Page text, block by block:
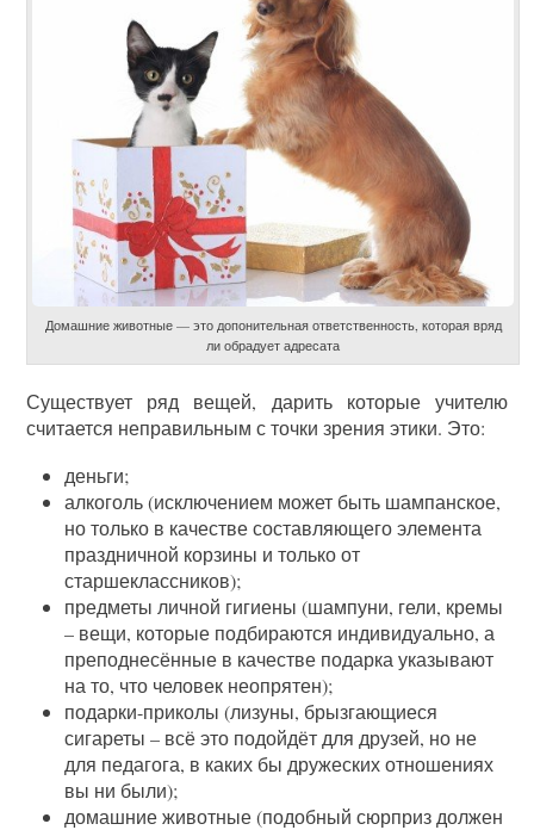
Домашние животные — это допонительная ответственность, которая вряд
ли обрадует адресата
Существует ряд вещей, дарить которые учителю
считается неправильным с точки зрения этики. Это:
деньги;
алкоголь (исключением может быть шампанское,
но только в качестве составляющего элемента
праздничной корзины и только от
старшеклассников);
предметы личной гигиены (шампуни, гели, кремы
– вещи, которые подбираются индивидуально, а
преподнесённые в качестве подарка указывают
на то, что человек неопрятен);
подарки-приколы (лизуны, брызгающиеся
сигареты – всё это подойдёт для друзей, но не
для педагога, в каких бы дружеских отношениях
вы ни были);
домашние животные (подобный сюрприз должен